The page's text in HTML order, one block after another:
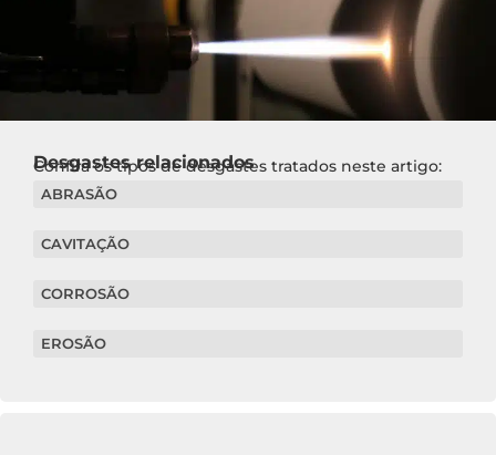
Desgastes relacionados
Confira os tipos de desgastes tratados neste artigo:
ABRASÃO
CAVITAÇÃO
CORROSÃO
EROSÃO